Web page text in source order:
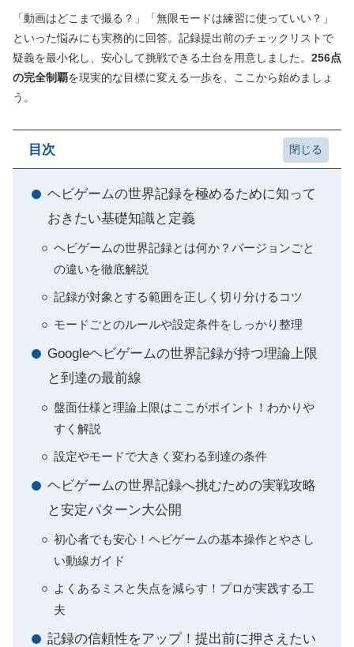
「動画はどこまで撮る？」「無限モードは練習に使っていい？」
といった悩みにも実務的に回答。記録提出前のチェックリストで
疑義を最小化し、安心して挑戦できる土台を用意しました。 256点
の完全制覇を現実的な目標に変える一歩を、ここから始めましょ
う。
目次
ヘビゲームの世界記録を極めるために知って
おきたい基礎知識と定義
ヘビゲームの世界記録とは何か？バージョンごと
の違いを徹底解説
記録が対象とする範囲を正しく切り分けるコツ
モードごとのルールや設定条件をしっかり整理
Googleヘビゲームの世界記録が持つ理論上限
と到達の最前線
盤面仕様と理論上限はここがポイント！わかりや
すく解説
設定やモードで大きく変わる到達の条件
ヘビゲームの世界記録へ挑むための実戦攻略
と安定パターン大公開
初心者でも安心！ヘビゲームの基本操作とやさし
い動線ガイド
よくあるミスと失点を減らす！プロが実践する工
夫
記録の信頼性をアップ！提出前に押さえたい